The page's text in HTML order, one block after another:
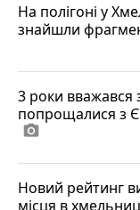
На полігоні у
знайшли
3 роки вважався
попрощалися з
photo_camera
Новий рейтинг
місця в